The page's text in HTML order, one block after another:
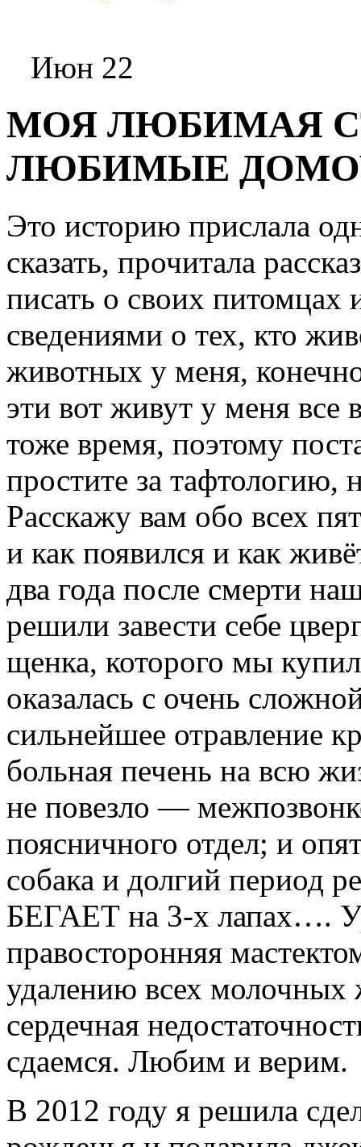
Июн 22
МОЯ ЛЮБИМАЯ
ЛЮБИМЫЕ
Это историю прислала
сказать, прочитала
писать о своих питомцах
сведениями о тех, кто
животных у меня,
эти вот живут у меня все
тоже время, поэтому
простите за тафтологию,
Расскажу вам обо всех
и как появился и как
два года после смерти
решили завести себе
щенка, которого мы
оказалась с очень
сильнейшее отравление
больная печень на всю
не повезло —
поясничного отдел; и
собака и долгий период
БЕГАЕТ на 3-х лапах….
правосторонняя
удалению всех молочных
сердечная
сдаемся. Любим и верим.
В 2012 году я решила